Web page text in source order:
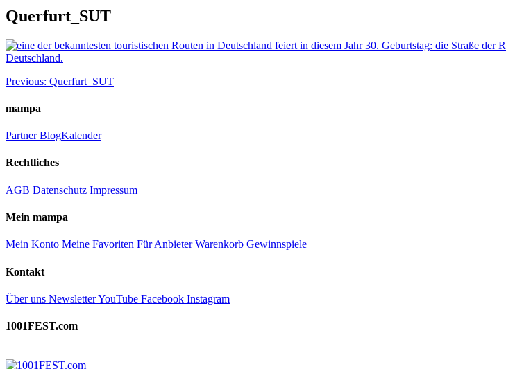
Querfurt_SUT
Beitragsnavigation
Previous: Querfurt_SUT
mampa
PartnerBlogKalender
Rechtliches
AGB Datenschutz Impressum
Mein mampa
Mein Konto Meine Favoriten Für AnbieterWarenkorb Gewinnspiele
Kontakt
Über uns NewsletterYouTube Facebook Instagram
1001FEST.com